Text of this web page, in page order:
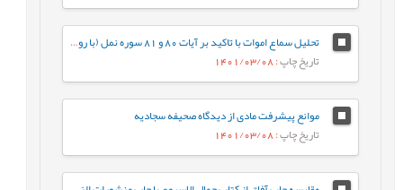
تحلیل سماع اموات با تاکید بر آیات 80 و 81 سوره نمل (با رویکرد قرآن به قرآن)
تاریخ چاپ: 1401/03/08
موانع پیشرفت مادی از دیدگاه صحیفه سجادیه
تاریخ چاپ: 1401/03/08